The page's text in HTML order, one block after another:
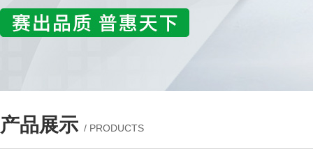
产品展示 / PRODUCTS